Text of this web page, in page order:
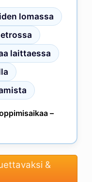
lomassa
laittaessa
–
&